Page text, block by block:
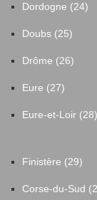
Dordogne (24)
Doubs (25)
Drôme (26)
Eure (27)
Eure-et-Loir (28)
Finistère (29)
Corse-du-Sud